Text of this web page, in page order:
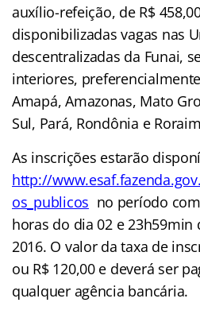
auxílio-refeição, de R$
disponibilizadas vagas nas
descentralizadas da Funai,
interiores,
Amapá, Amazonas, Mato
Sul, Pará, Rondônia e
As inscrições estarão
http://
os_publicos no período
horas do dia 02 e 23h59min
2016. O valor da taxa de
ou R$ 120,00 e deverá ser
qualquer agência bancária.